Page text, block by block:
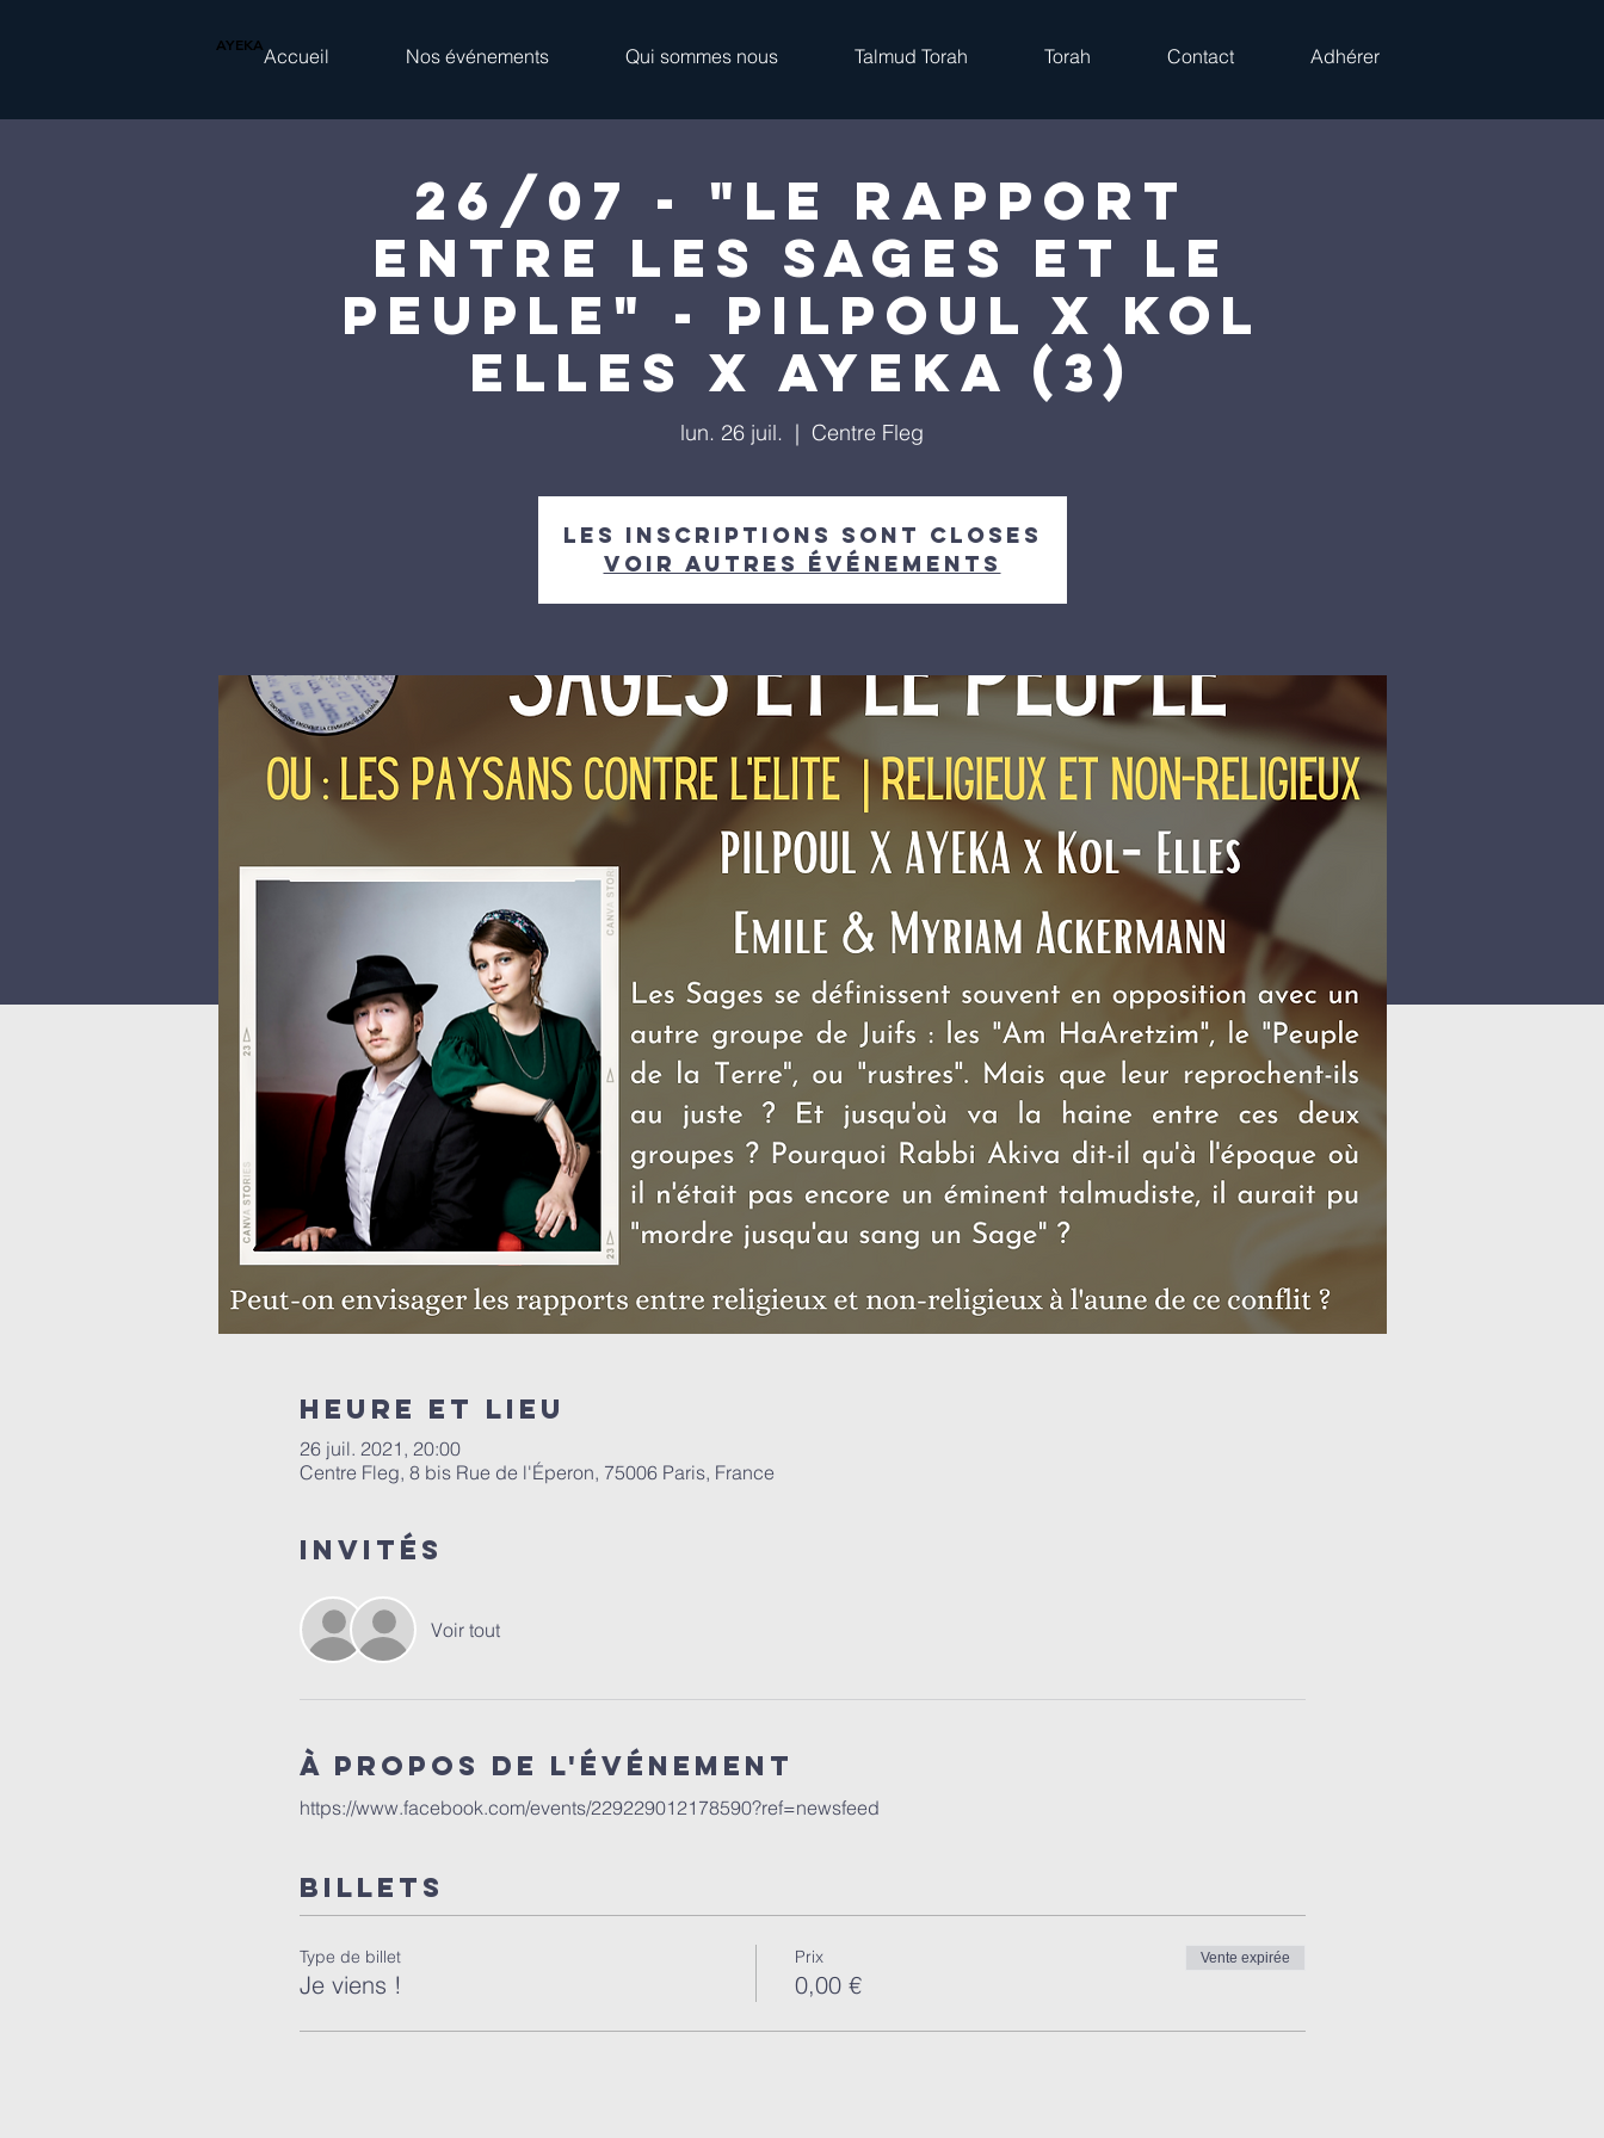
AYEKAAccueil Nos événements Qui sommes nous Talmud Torah Torah Contact Adhérer
26/07 - "Le rapport
entre les Sages et le
peuple" - Pilpoul x Kol
Elles x Ayeka (3)
lun. 26 juil.
  |
Centre Fleg
Les inscriptions sont closes
Voir autres événements
Heure et lieu
26 juil. 2021, 20:00
Centre Fleg, 8 bis Rue de l'Éperon, 75006 Paris, France
Invités
Voir tout
À propos de l'événement
https://www.facebook.com/events/229229012178590?ref=newsfeed
Billets
Type de billet
Je viens !
Prix
0,00 €
Vente expirée